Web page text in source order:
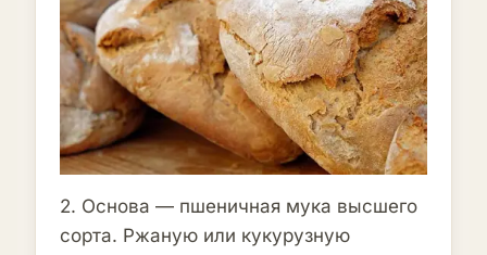
2. Основа — пшеничная мука высшего
сорта. Ржаную или кукурузную